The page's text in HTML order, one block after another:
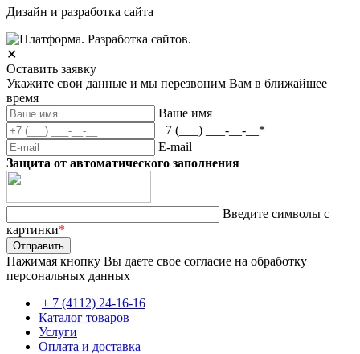
Дизайн и разработка сайта
✕
Оставить заявку
Укажите свои данные и мы перезвоним Вам в ближайшее
время
Ваше имя
+7 (___) ___-__-__ *
E-mail
Защита от автоматического заполнения
Введите символы с
картинки*
Нажимая кнопку Вы даете свое согласие на обработку
персональных данных
+ 7 (4112) 24-16-16
Каталог товаров
Услуги
Оплата и доставка